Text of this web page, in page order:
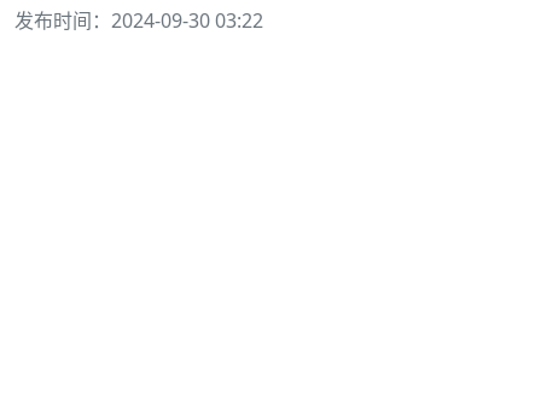
发布时间：2024-09-30 03:22